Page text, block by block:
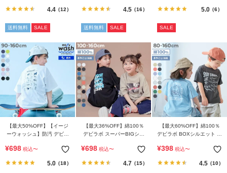
4.4（12）
送料無料 SALE
4.5（16）
送料無料 SALE
5.0（6）
SALE
【最大50%OFF】【イージ
ーウォッシュ】防汚 デビラ
半袖Tシャツ
¥698 税込〜
5.0（18）
【最大36%OFF】綿100％
デビラボ スーパーBIGシル
ツ
¥698 税込〜
4.7（15）
【最大60%OFF】綿100％
デビラボ BOXシルエット プ
¥398 税込〜
4.5（10）